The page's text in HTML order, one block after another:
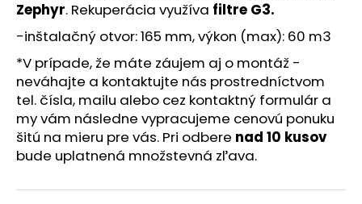
Zephyr. Rekuperácia využíva filtre G3.
-inštalačný otvor: 165 mm, výkon (max): 60 m3
*V prípade, že máte záujem aj o montáž -
neváhajte a kontaktujte nás prostredníctvom
tel. čísla, mailu alebo cez kontaktný formulár a
my vám následne vypracujeme cenovú ponuku
šitú na mieru pre vás. Pri odbere nad 10 kusov
bude uplatnená množstevná zľava.